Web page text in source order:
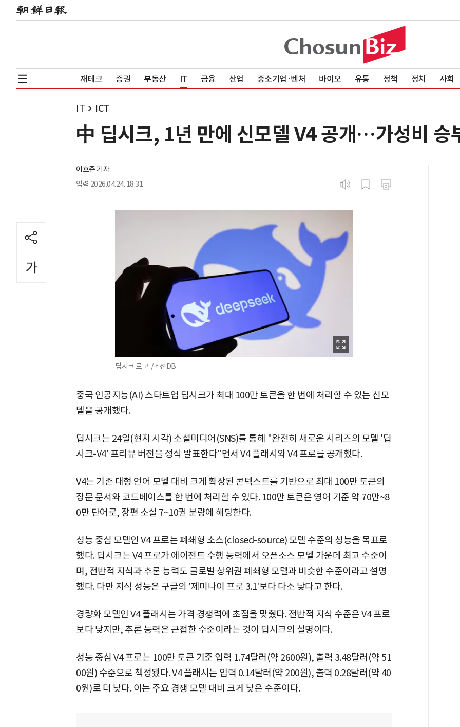
재테크 증권 부동산 IT 금융 산업 중소기업·벤처 바이오 유통 정책 정치 사회
IT ICT
中 딥시크, 1년 만에 신모델 V4 공개…가성비 승
이호준 기자
입력 2026.04.24. 18:31
딥시크 로고. /조선DB
중국 인공지능(AI) 스타트업 딥시크가 최대 100만 토큰을 한 번에 처리할 수 있는 신모
델을 공개했다.
딥시크는 24일(현지 시각) 소셜미디어(SNS)를 통해 "완전히 새로운 시리즈의 모델 '딥
시크-V4' 프리뷰 버전을 정식 발표한다"면서 V4 플래시와 V4 프로를 공개했다.
V4는 기존 대형 언어 모델 대비 크게 확장된 콘텍스트를 기반으로 최대 100만 토큰의
장문 문서와 코드베이스를 한 번에 처리할 수 있다. 100만 토큰은 영어 기준 약 70만~8
0만 단어로, 장편 소설 7~10권 분량에 해당한다.
성능 중심 모델인 V4 프로는 폐쇄형 소스(closed-source) 모델 수준의 성능을 목표로
했다. 딥시크는 V4 프로가 에이전트 수행 능력에서 오픈소스 모델 가운데 최고 수준이
며, 전반적 지식과 추론 능력도 글로벌 상위권 폐쇄형 모델과 비슷한 수준이라고 설명
했다. 다만 지식 성능은 구글의 '제미나이 프로 3.1'보다 다소 낮다고 한다.
경량화 모델인 V4 플래시는 가격 경쟁력에 초점을 맞췄다. 전반적 지식 수준은 V4 프로
보다 낮지만, 추론 능력은 근접한 수준이라는 것이 딥시크의 설명이다.
성능 중심 V4 프로는 100만 토큰 기준 입력 1.74달러(약 2600원), 출력 3.48달러(약 51
00원) 수준으로 책정됐다. V4 플래시는 입력 0.14달러(약 200원), 출력 0.28달러(약 40
0원)로 더 낮다. 이는 주요 경쟁 모델 대비 크게 낮은 수준이다.